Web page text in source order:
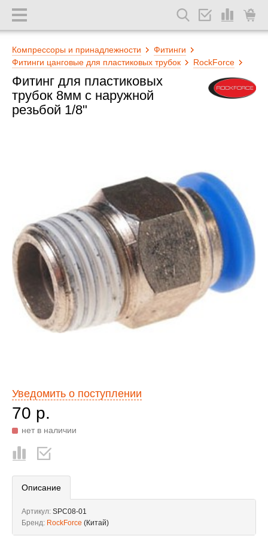
Компрессоры и принадлежности
Фитинги
Фитинги цанговые для пластиковых трубок
RockForce
Фитинг для пластиковых
трубок 8мм с наружной
резьбой 1/8"
Уведомить о поступлении
70 р.
нет в наличии
Описание
Артикул: SPC08-01
Бренд: RockForce (Китай)